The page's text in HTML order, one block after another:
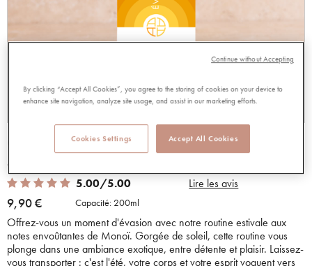
GEL DOUCHE EVASION
98766
5.00 out of 5 Customer Rating
5.00/5.00 Lire les avis
9,90 € Capacité: 200ml
Offrez-vous un moment d'évasion avec notre routine estivale aux
notes envoûtantes de Monoï. Gorgée de soleil, cette routine vous
plonge dans une ambiance exotique, entre détente et plaisir. Laissez-
vous transporter : c'est l'été, votre corps et votre esprit voguent vers
By clicking “Accept All Cookies”, you agree to the storing of cookies on your device to
enhance site navigation, analyze site usage, and assist in our marketing efforts.
Accept All Cookies
Cookies Settings
Continue without Accepting